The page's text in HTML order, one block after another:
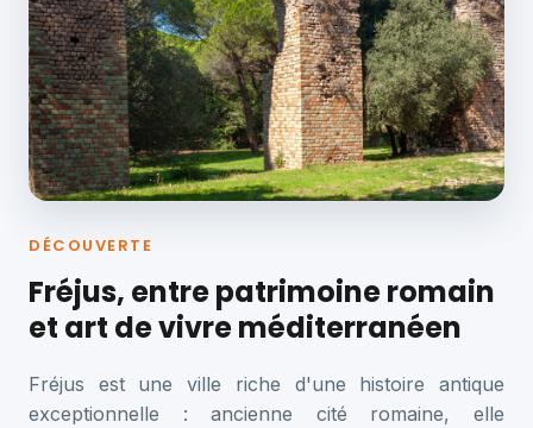
DÉCOUVERTE
Fréjus, entre patrimoine romain
et art de vivre méditerranéen
Fréjus est une ville riche d'une histoire antique
exceptionnelle : ancienne cité romaine, elle